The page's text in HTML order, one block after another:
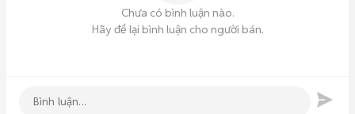
Chưa có bình luận nào.
Hãy để lại bình luận cho người bán.